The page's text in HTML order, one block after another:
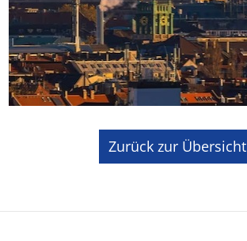
Zurück zur Übersicht